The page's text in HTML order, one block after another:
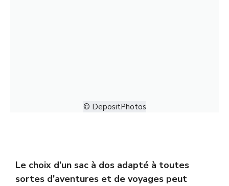
© DepositPhotos
Le choix d’un sac à dos adapté à toutes
sortes d’aventures et de voyages peut